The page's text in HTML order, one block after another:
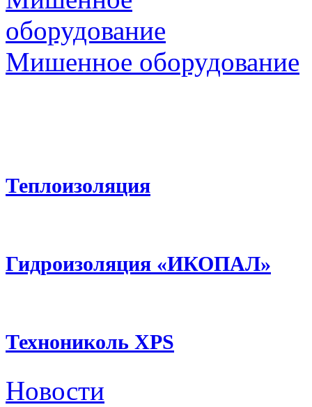
оборудование
Мишенное оборудование
Теплоизоляция
Гидроизоляция «ИКОПАЛ»
Технониколь XPS
Новости